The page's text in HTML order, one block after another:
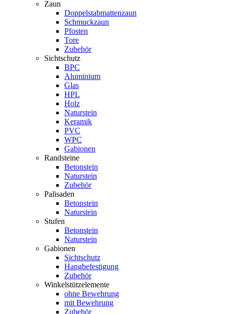
Zaun
Doppelstabmattenzaun
Schmuckzaun
Pfosten
Tore
Zubehör
Sichtschutz
BPC
Aluminium
Glas
HPL
Holz
Naturstein
Keramik
PVC
WPC
Gabionen
Randsteine
Betonstein
Naturstein
Zubehör
Palisaden
Betonstein
Naturstein
Stufen
Betonstein
Naturstein
Gabionen
Sichtschutz
Hangbefestigung
Zubehör
Winkelstützelemente
ohne Bewehrung
mit Bewehrung
Zubehör